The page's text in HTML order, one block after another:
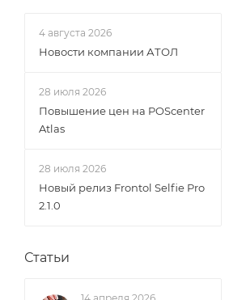
4 августа 2026
Новости компании АТОЛ
28 июля 2026
Повышение цен на POScenter
Atlas
28 июля 2026
Новый релиз Frontol Selfie Pro
2.1.0
Статьи